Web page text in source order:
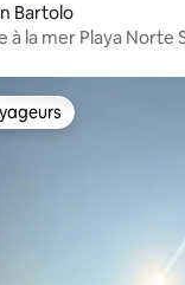
Bartolo
la mer Playa Norte